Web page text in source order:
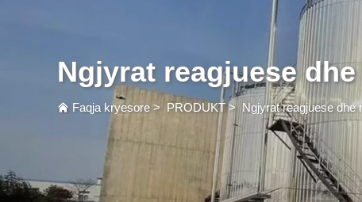
Ngjyrat reagjuese
Faqja kryesore > PRODUKT>Ngjyrat reagjuese dhe